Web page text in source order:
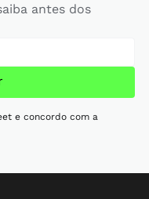
antes dos
e concordo com a